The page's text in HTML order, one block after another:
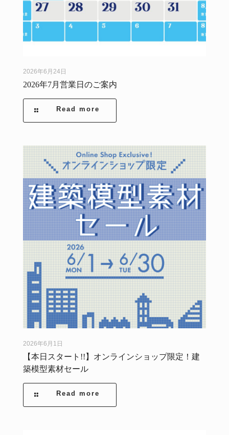
2026年6月24日
2026年7月営業日のご案内
Read more
2026年6月1日
【本日スタート!!】オンラインショップ限定！建
築模型素材セール
Read more